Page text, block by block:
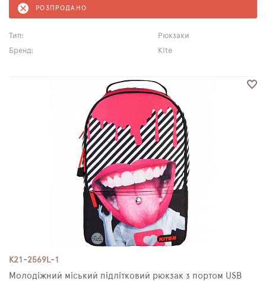
РОЗПРОДАНО
Тип:
Рюкзаки
Бренд:
Kite
K21-2569L-1
Молодіжний міський підлітковий рюкзак з портом USB